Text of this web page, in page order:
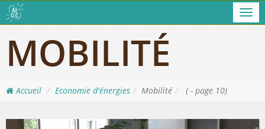
MOBILITÉ
Accueil Economie d'énergies Mobilité ( - page 10)